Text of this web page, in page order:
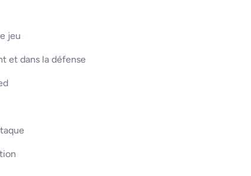
jeu
et dans la défense